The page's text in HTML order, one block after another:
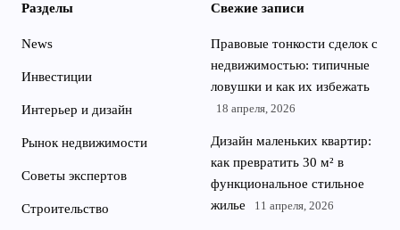
Разделы
News
Инвестиции
Интерьер и дизайн
Рынок недвижимости
Советы экспертов
Строительство
Свежие записи
Правовые тонкости сделок с
недвижимостью: типичные
ловушки и как их избежать
18 апреля, 2026
Дизайн маленьких квартир:
как превратить 30 м² в
функциональное стильное
жилье
11 апреля, 2026